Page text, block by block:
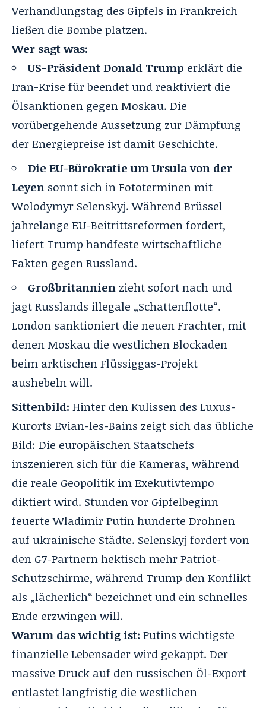
Verhandlungstag des Gipfels in Frankreich
ließen die Bombe platzen.
Wer sagt was:
US-Präsident Donald Trump erklärt die
Iran-Krise für beendet und reaktiviert die
Ölsanktionen gegen Moskau. Die
vorübergehende Aussetzung zur Dämpfung
der Energiepreise ist damit Geschichte.
Die EU-Bürokratie um Ursula von der
Leyen sonnt sich in Fototerminen mit
Wolodymyr Selenskyj. Während Brüssel
jahrelange EU-Beitrittsreformen fordert,
liefert Trump handfeste wirtschaftliche
Fakten gegen Russland.
Großbritannien zieht sofort nach und
jagt Russlands illegale „Schattenflotte“.
London sanktioniert die neuen Frachter, mit
denen Moskau die westlichen Blockaden
beim arktischen Flüssiggas-Projekt
aushebeln will.
Sittenbild: Hinter den Kulissen des Luxus-
Kurorts Evian-les-Bains zeigt sich das übliche
Bild: Die europäischen Staatschefs
inszenieren sich für die Kameras, während
die reale Geopolitik im Exekutivtempo
diktiert wird. Stunden vor Gipfelbeginn
feuerte Wladimir Putin hunderte Drohnen
auf ukrainische Städte. Selenskyj fordert von
den G7-Partnern hektisch mehr Patriot-
Schutzschirme, während Trump den Konflikt
als „lächerlich“ bezeichnet und ein schnelles
Ende erzwingen will.
Warum das wichtig ist: Putins wichtigste
finanzielle Lebensader wird gekappt. Der
massive Druck auf den russischen Öl-Export
entlastet langfristig die westlichen